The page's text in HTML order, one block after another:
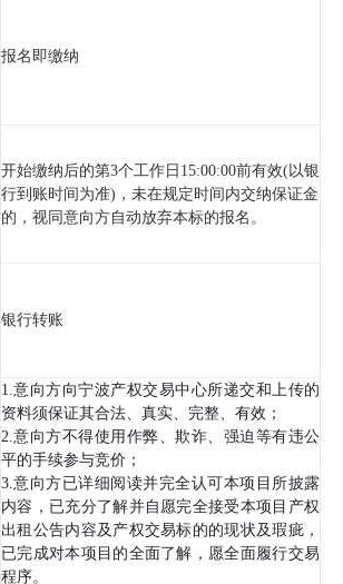
报名即缴纳
开始缴纳后的第3个工作日 15:00:00前有效(以银
行到账时间为准)，未在规定时间内交纳保证金
的，视同意向方自动放弃本标的报名。
银行转账
1.意向方向宁波产权交易中心所递交和上传的
资料须保证其合法、真实、完整、有效；
2.意向方不得使用作弊、欺诈、强迫等有违公
平的手续参与竞价；
3.意向方已详细阅读并完全认可本项目所披露
内容，已充分了解并自愿完全接受本项目产权
出租公告内容及产权交易标的的现状及瑕疵，
已完成对本项目的全面了解，愿全面履行交易
程序。